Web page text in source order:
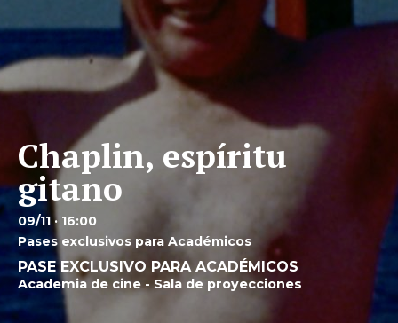
Chaplin, espíritu
gitano
09/11 · 16:00
Pases exclusivos para Académicos
PASE EXCLUSIVO PARA ACADÉMICOS
Academia de cine - Sala de proyecciones